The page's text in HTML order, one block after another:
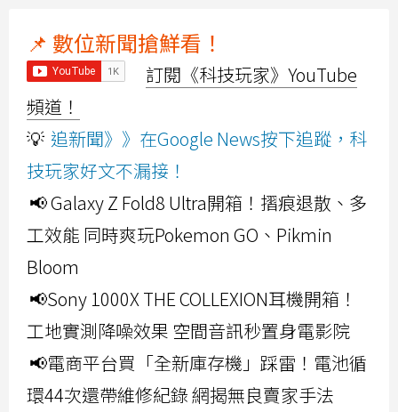
📌 數位新聞搶鮮看！
訂閱《科技玩家》YouTube
頻道！
💡 追新聞》》在Google News按下追蹤，科
技玩家好文不漏接！
📢 Galaxy Z Fold8 Ultra開箱！摺痕退散、多
工效能 同時爽玩Pokemon GO、Pikmin
Bloom
📢Sony 1000X THE COLLEXION耳機開箱！
工地實測降噪效果 空間音訊秒置身電影院
📢電商平台買「全新庫存機」踩雷！電池循
環44次還帶維修紀錄 網揭無良賣家手法